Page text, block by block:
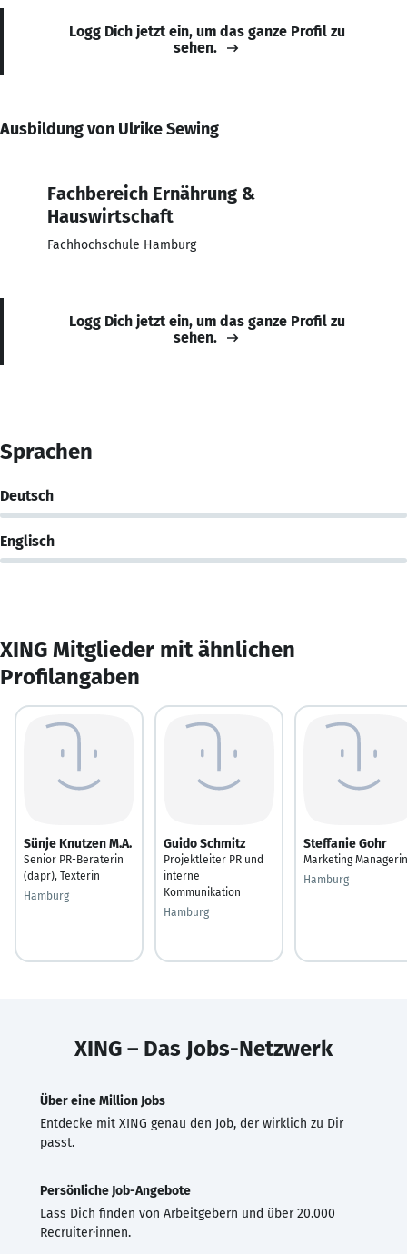
Logg Dich jetzt ein, um das ganze Profil zu
sehen.
Ausbildung von Ulrike Sewing
Fachbereich Ernährung &
Hauswirtschaft
Fachhochschule Hamburg
Logg Dich jetzt ein, um das ganze Profil zu
sehen.
Sprachen
Deutsch
Englisch
XING Mitglieder mit ähnlichen
Profilangaben
Sünje Knutzen M.A.
Senior PR-Beraterin
(dapr), Texterin
Hamburg
Guido Schmitz
Projektleiter PR und
interne
Kommunikation
Hamburg
Steffanie Gohr
Marketing Managerin
Hamburg
XING – Das Jobs-Netzwerk
Über eine Million Jobs
Entdecke mit XING genau den Job, der wirklich zu Dir
passt.
Persönliche Job-Angebote
Lass Dich finden von Arbeitgebern und über 20.000
Recruiter·innen.